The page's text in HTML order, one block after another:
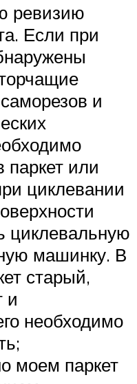
ревизию
Если при
и
паркет или
циклевании
циклевальную
машинку. В
старый,
и
необходимо
моем паркет